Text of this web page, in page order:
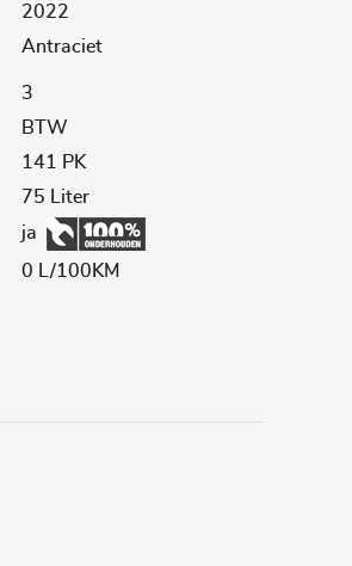
2022
Antraciet
3
BTW
141 PK
75 Liter
ja
0 L/100KM